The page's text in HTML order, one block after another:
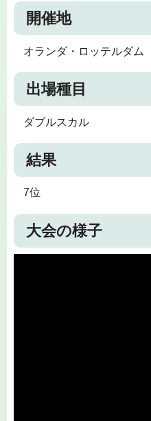
開催地
オランダ・ロッテルダム
出場種目
ダブルスカル
結果
7位
大会の様子